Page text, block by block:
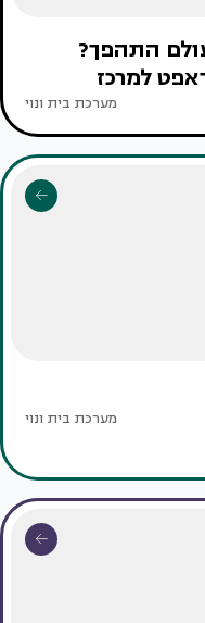
התהפך?
למרכז
מערכת בית ונוי
מערכת בית ונוי